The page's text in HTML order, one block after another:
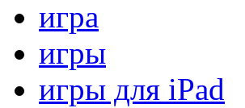
игра
игры
игры для iPad